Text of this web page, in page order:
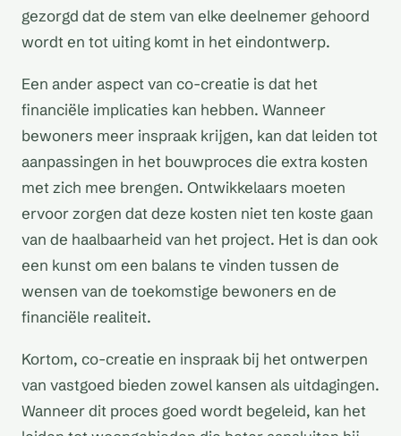
gezorgd dat de stem van elke deelnemer gehoord
wordt en tot uiting komt in het eindontwerp.
Een ander aspect van co-creatie is dat het
financiële implicaties kan hebben. Wanneer
bewoners meer inspraak krijgen, kan dat leiden tot
aanpassingen in het bouwproces die extra kosten
met zich mee brengen. Ontwikkelaars moeten
ervoor zorgen dat deze kosten niet ten koste gaan
van de haalbaarheid van het project. Het is dan ook
een kunst om een balans te vinden tussen de
wensen van de toekomstige bewoners en de
financiële realiteit.
Kortom, co-creatie en inspraak bij het ontwerpen
van vastgoed bieden zowel kansen als uitdagingen.
Wanneer dit proces goed wordt begeleid, kan het